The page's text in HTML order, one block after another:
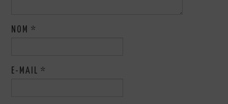
NOM*
E-MAIL*